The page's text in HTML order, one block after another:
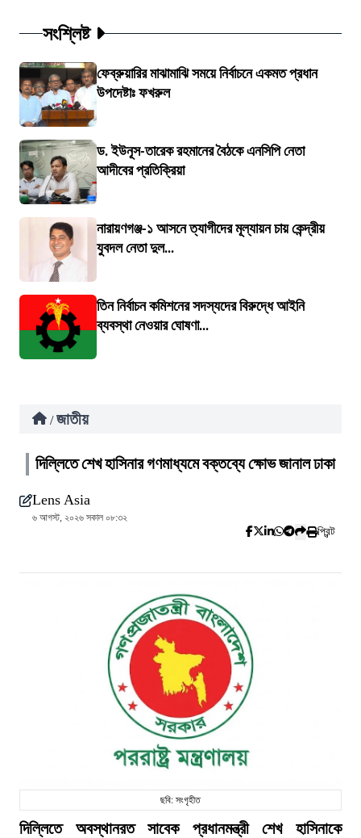
সংশ্লিষ্ট
ফেব্রুয়ারির মাঝামাঝি সময়ে নির্বাচনে একমত প্রধান
উপদেষ্টাঃ ফখরুল
ড. ইউনূস-তারেক রহমানের বৈঠকে এনসিপি নেতা
আদীবের প্রতিক্রিয়া
নারায়ণগঞ্জ-১ আসনে ত্যাগীদের মূল্যায়ন চায় কেন্দ্রীয়
যুবদল নেতা দুল...
তিন নির্বাচন কমিশনের সদস্যদের বিরুদ্ধে আইনি
ব্যবস্থা নেওয়ার ঘোষণা...
/ জাতীয়
দিল্লিতে শেখ হাসিনার গণমাধ্যমে বক্তব্যে ক্ষোভ জানাল ঢাকা
Lens Asia
৬ আগস্ট, ২০২৬ সকাল ০৮:৩২
প্রিন্ট
ছবি: সংগৃহীত
দিল্লিতে অবস্থানরত সাবেক প্রধানমন্ত্রী শেখ হাসিনাকে